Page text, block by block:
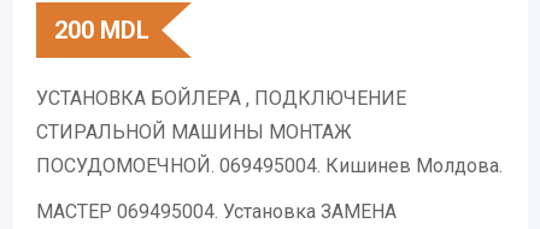
200 MDL
УСТАНОВКА БОЙЛЕРА , ПОДКЛЮЧЕНИЕ
СТИРАЛЬНОЙ МАШИНЫ МОНТАЖ
ПОСУДОМОЕЧНОЙ. 069495004. Кишинев Молдова.
МАСТЕР 069495004. Установка ЗАМЕНА